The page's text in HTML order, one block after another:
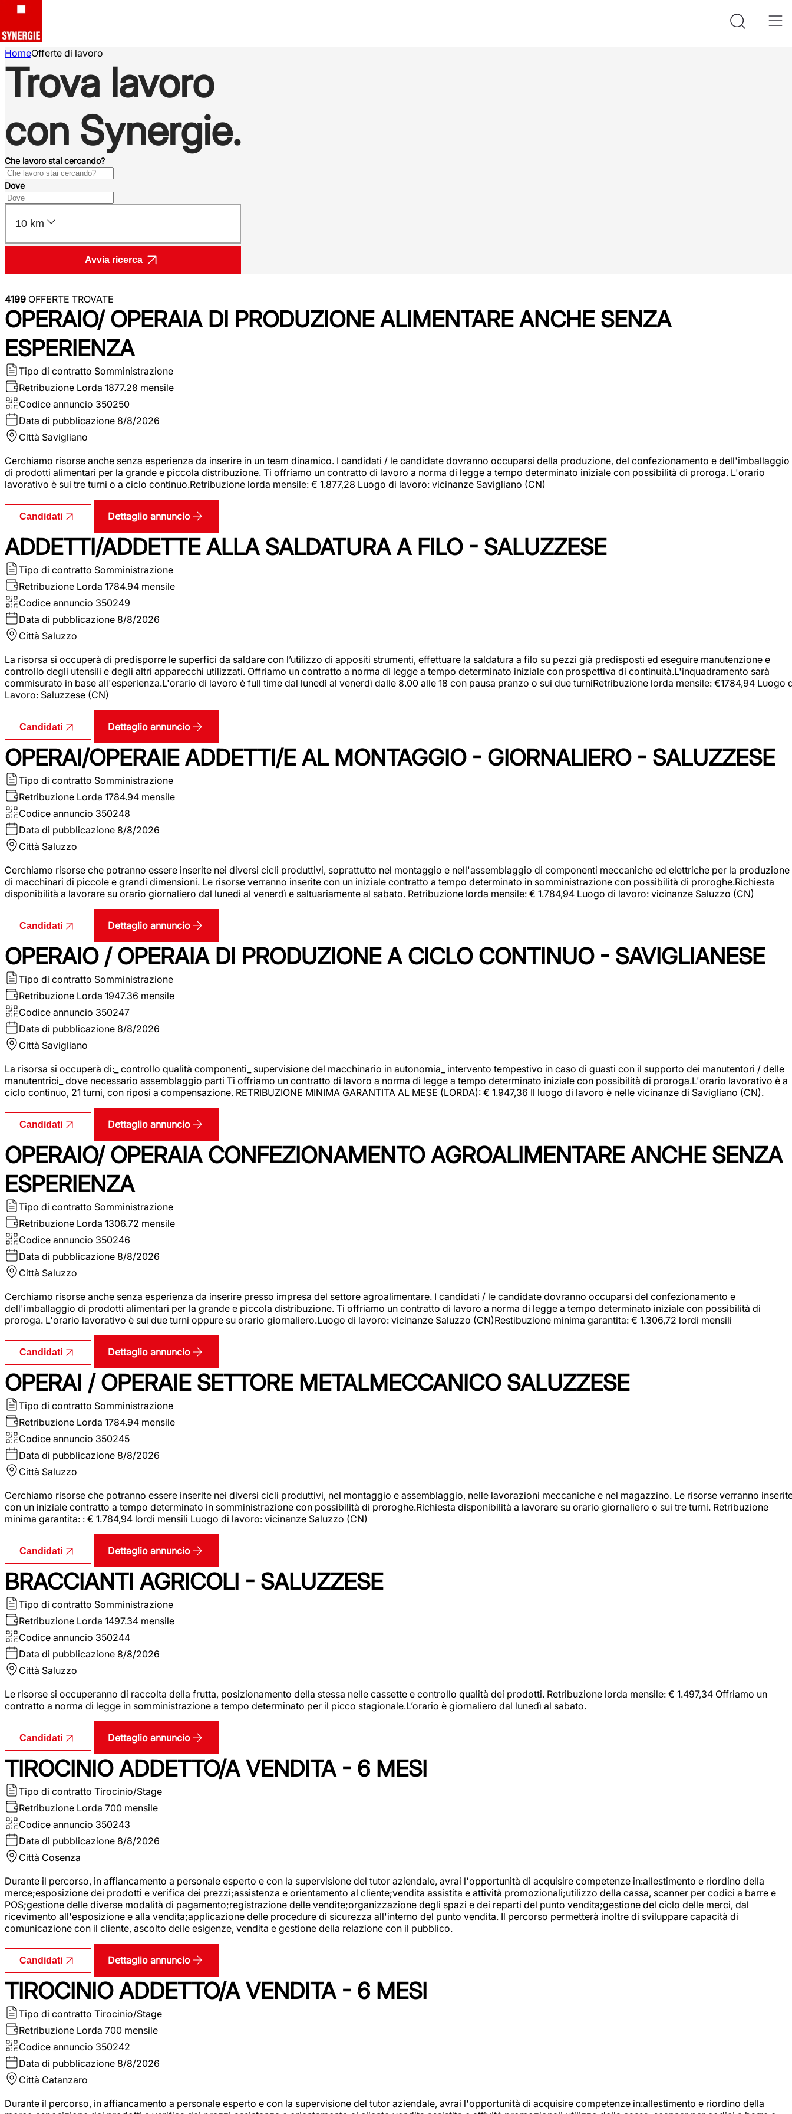
HomeOfferte di lavoro
Trova lavoro
con Synergie.
Che lavoro stai cercando?
Dove
10 km
Avvia ricerca
4199 OFFERTE TROVATE
OPERAIO/ OPERAIA DI PRODUZIONE ALIMENTARE ANCHE SENZA
ESPERIENZA
Tipo di contratto Somministrazione
Retribuzione Lorda 1877.28 mensile
Codice annuncio 350250
Data di pubblicazione 8/8/2026
Città Savigliano
Cerchiamo risorse anche senza esperienza da inserire in un team dinamico. I candidati / le candidate dovranno occuparsi della produzione, del confezionamento e dell'imballaggio
di prodotti alimentari per la grande e piccola distribuzione. Ti offriamo un contratto di lavoro a norma di legge a tempo determinato iniziale con possibilità di proroga. L'orario
lavorativo è sui tre turni o a ciclo continuo.Retribuzione lorda mensile: € 1.877,28 Luogo di lavoro: vicinanze Savigliano (CN)
Candidati Dettaglio annuncio
ADDETTI/ADDETTE ALLA SALDATURA A FILO - SALUZZESE
Tipo di contratto Somministrazione
Retribuzione Lorda 1784.94 mensile
Codice annuncio 350249
Data di pubblicazione 8/8/2026
Città Saluzzo
La risorsa si occuperà di predisporre le superfici da saldare con l’utilizzo di appositi strumenti, effettuare la saldatura a filo su pezzi già predisposti ed eseguire manutenzione e
controllo degli utensili e degli altri apparecchi utilizzati. Offriamo un contratto a norma di legge a tempo determinato iniziale con prospettiva di continuità.L'inquadramento sarà
commisurato in base all'esperienza.L'orario di lavoro è full time dal lunedì al venerdì dalle 8.00 alle 18 con pausa pranzo o sui due turniRetribuzione lorda mensile: €1784,94 Luogo
Lavoro: Saluzzese (CN)
Candidati Dettaglio annuncio
OPERAI/OPERAIE ADDETTI/E AL MONTAGGIO - GIORNALIERO - SALUZZESE
Tipo di contratto Somministrazione
Retribuzione Lorda 1784.94 mensile
Codice annuncio 350248
Data di pubblicazione 8/8/2026
Città Saluzzo
Cerchiamo risorse che potranno essere inserite nei diversi cicli produttivi, soprattutto nel montaggio e nell'assemblaggio di componenti meccaniche ed elettriche per la produzione
di macchinari di piccole e grandi dimensioni. Le risorse verranno inserite con un iniziale contratto a tempo determinato in somministrazione con possibilità di proroghe.Richiesta
disponibilità a lavorare su orario giornaliero dal lunedì al venerdì e saltuariamente al sabato. Retribuzione lorda mensile: € 1.784,94 Luogo di lavoro: vicinanze Saluzzo (CN)
Candidati Dettaglio annuncio
OPERAIO / OPERAIA DI PRODUZIONE A CICLO CONTINUO - SAVIGLIANESE
Tipo di contratto Somministrazione
Retribuzione Lorda 1947.36 mensile
Codice annuncio 350247
Data di pubblicazione 8/8/2026
Città Savigliano
La risorsa si occuperà di:_ controllo qualità componenti_ supervisione del macchinario in autonomia_ intervento tempestivo in caso di guasti con il supporto dei manutentori / delle
manutentrici_ dove necessario assemblaggio parti Ti offriamo un contratto di lavoro a norma di legge a tempo determinato iniziale con possibilità di proroga.L'orario lavorativo è a
ciclo continuo, 21 turni, con riposi a compensazione. RETRIBUZIONE MINIMA GARANTITA AL MESE (LORDA): € 1.947,36 Il luogo di lavoro è nelle vicinanze di Savigliano (CN).
Candidati Dettaglio annuncio
OPERAIO/ OPERAIA CONFEZIONAMENTO AGROALIMENTARE ANCHE SENZA
ESPERIENZA
Tipo di contratto Somministrazione
Retribuzione Lorda 1306.72 mensile
Codice annuncio 350246
Data di pubblicazione 8/8/2026
Città Saluzzo
Cerchiamo risorse anche senza esperienza da inserire presso impresa del settore agroalimentare. I candidati / le candidate dovranno occuparsi del confezionamento e
dell'imballaggio di prodotti alimentari per la grande e piccola distribuzione. Ti offriamo un contratto di lavoro a norma di legge a tempo determinato iniziale con possibilità di
proroga. L'orario lavorativo è sui due turni oppure su orario giornaliero.Luogo di lavoro: vicinanze Saluzzo (CN)Restibuzione minima garantita: € 1.306,72 lordi mensili
Candidati Dettaglio annuncio
OPERAI / OPERAIE SETTORE METALMECCANICO SALUZZESE
Tipo di contratto Somministrazione
Retribuzione Lorda 1784.94 mensile
Codice annuncio 350245
Data di pubblicazione 8/8/2026
Città Saluzzo
Cerchiamo risorse che potranno essere inserite nei diversi cicli produttivi, nel montaggio e assemblaggio, nelle lavorazioni meccaniche e nel magazzino. Le risorse verranno
con un iniziale contratto a tempo determinato in somministrazione con possibilità di proroghe.Richiesta disponibilità a lavorare su orario giornaliero o sui tre turni. Retribuzione
minima garantita: : € 1.784,94 lordi mensili Luogo di lavoro: vicinanze Saluzzo (CN)
Candidati Dettaglio annuncio
BRACCIANTI AGRICOLI - SALUZZESE
Tipo di contratto Somministrazione
Retribuzione Lorda 1497.34 mensile
Codice annuncio 350244
Data di pubblicazione 8/8/2026
Città Saluzzo
Le risorse si occuperanno di raccolta della frutta, posizionamento della stessa nelle cassette e controllo qualità dei prodotti. Retribuzione lorda mensile: € 1.497,34 Offriamo un
contratto a norma di legge in somministrazione a tempo determinato per il picco stagionale.L’orario è giornaliero dal lunedì al sabato.
Candidati Dettaglio annuncio
TIROCINIO ADDETTO/A VENDITA - 6 MESI
Tipo di contratto Tirocinio/Stage
Retribuzione Lorda 700 mensile
Codice annuncio 350243
Data di pubblicazione 8/8/2026
Città Cosenza
Durante il percorso, in affiancamento a personale esperto e con la supervisione del tutor aziendale, avrai l'opportunità di acquisire competenze in:allestimento e riordino della
merce;esposizione dei prodotti e verifica dei prezzi;assistenza e orientamento al cliente;vendita assistita e attività promozionali;utilizzo della cassa, scanner per codici a barre e
POS;gestione delle diverse modalità di pagamento;registrazione delle vendite;organizzazione degli spazi e dei reparti del punto vendita;gestione del ciclo delle merci, dal
ricevimento all'esposizione e alla vendita;applicazione delle procedure di sicurezza all'interno del punto vendita. Il percorso permetterà inoltre di sviluppare capacità di
comunicazione con il cliente, ascolto delle esigenze, vendita e gestione della relazione con il pubblico.
Candidati Dettaglio annuncio
TIROCINIO ADDETTO/A VENDITA - 6 MESI
Tipo di contratto Tirocinio/Stage
Retribuzione Lorda 700 mensile
Codice annuncio 350242
Data di pubblicazione 8/8/2026
Città Catanzaro
Durante il percorso, in affiancamento a personale esperto e con la supervisione del tutor aziendale, avrai l'opportunità di acquisire competenze in:allestimento e riordino della